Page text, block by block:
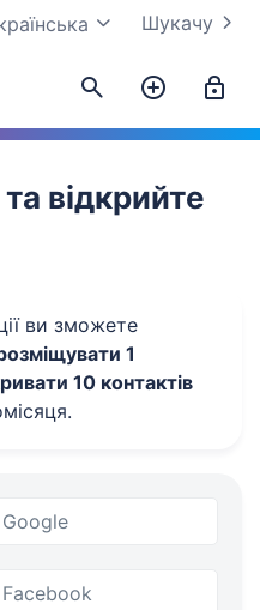
Шукачу
відкрийте
ви зможете
1
10 контактів